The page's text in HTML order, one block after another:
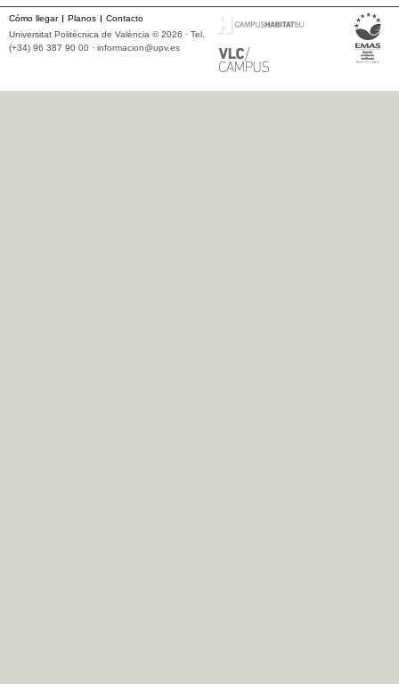
Cómo llegar Planos
Contacto
Universitat Politècnica de València © 2026 · Tel.
(+34) 96 387 90 00 · informacion@upv.es